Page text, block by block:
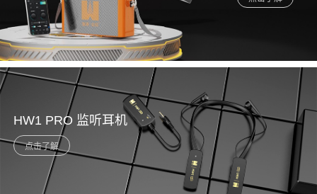
HW1 PRO 监听耳机